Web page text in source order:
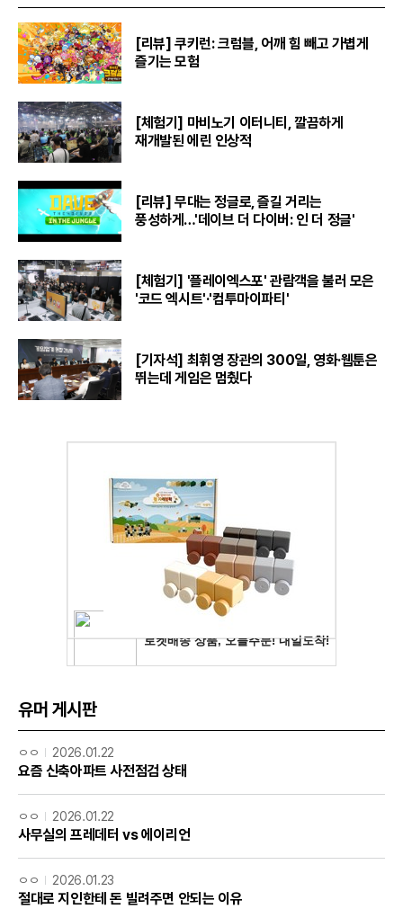
[리뷰] 쿠키런: 크럼블, 어깨 힘 빼고 가볍게
즐기는 모험
[체험기] 마비노기 이터니티, 깔끔하게
재개발된 에린 인상적
[리뷰] 무대는 정글로, 즐길 거리는
풍성하게…'데이브 더 다이버: 인 더 정글'
[체험기] '플레이엑스포' 관람객을 불러 모은
'코드 엑시트'·'컴투마이파티'
[기자석] 최휘영 장관의 300일, 영화·웹툰은
뛰는데 게임은 멈췄다
유머 게시판
ㅇㅇ 2026.01.22
요즘 신축아파트 사전점검 상태
ㅇㅇ 2026.01.22
사무실의 프레데터 vs 에이리언
ㅇㅇ 2026.01.23
절대로 지인한테 돈 빌려주면 안되는 이유